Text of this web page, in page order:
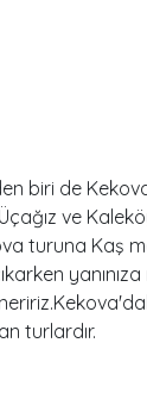
biri de
ve
turuna Kaş
turlardır.